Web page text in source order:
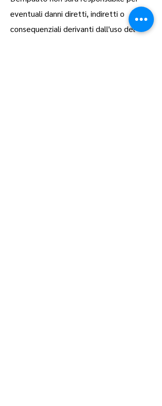
eventuali danni diretti, indiretti o
consequenziali derivanti dall'uso del